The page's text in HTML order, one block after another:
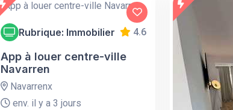
Rubrique: Immobilier 4.6
App à louer centre-ville
Navarren
Navarrenx
env. il y a 3 jours